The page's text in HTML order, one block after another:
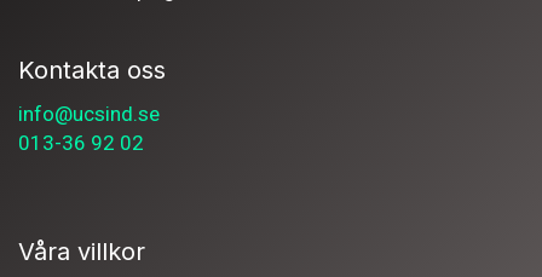
Kontakta oss
info@ucsind.se
013-36 92 02
Våra villkor